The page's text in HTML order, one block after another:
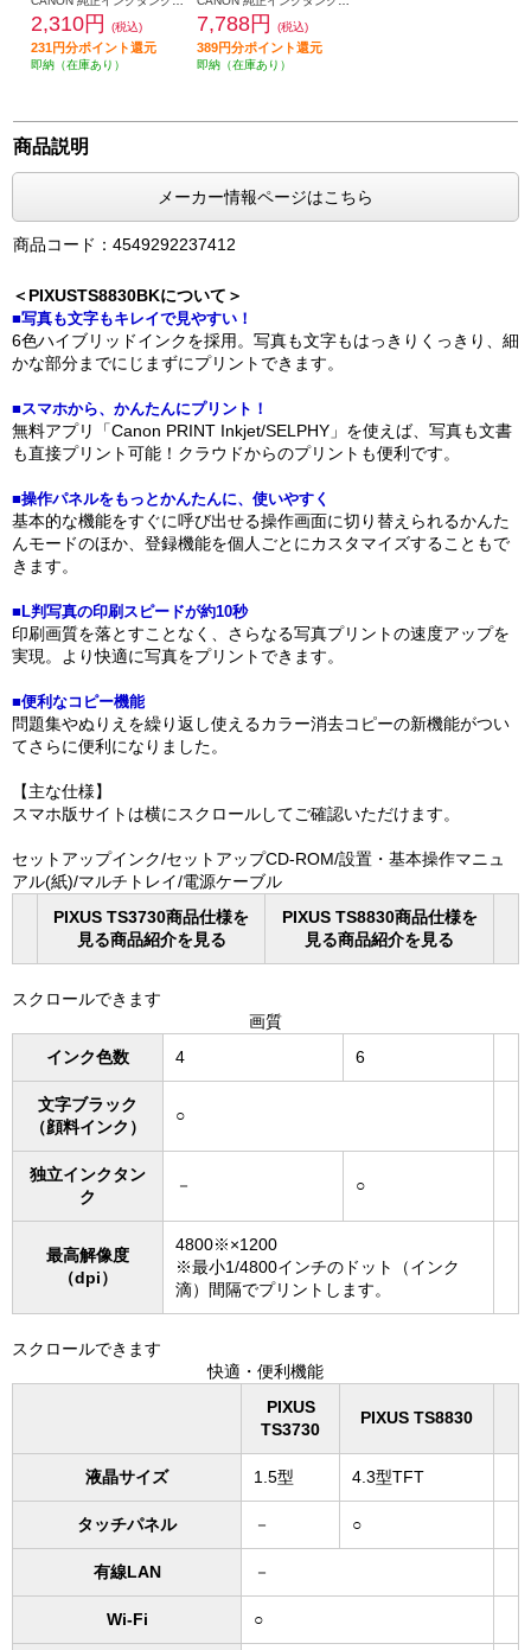
2,310円 (税込)
231円分ポイント還元
即納（在庫あり）
7,788円 (税込)
389円分ポイント還元
即納（在庫あり）
商品説明
メーカー情報ページはこちら
商品コード：4549292237412
＜PIXUSTS8830BKについて＞
■写真も文字もキレイで見やすい！
6色ハイブリッドインクを採用。写真も文字もはっきりくっきり、細
かな部分までにじまずにプリントできます。
■スマホから、かんたんにプリント！
無料アプリ「Canon PRINT Inkjet/SELPHY」を使えば、写真も文書
も直接プリント可能！クラウドからのプリントも便利です。
■操作パネルをもっとかんたんに、使いやすく
基本的な機能をすぐに呼び出せる操作画面に切り替えられるかんた
んモードのほか、登録機能を個人ごとにカスタマイズすることもで
きます。
■L判写真の印刷スピードが約10秒
印刷画質を落とすことなく、さらなる写真プリントの速度アップを
実現。より快適に写真をプリントできます。
■便利なコピー機能
問題集やぬりえを繰り返し使えるカラー消去コピーの新機能がつい
てさらに便利になりました。
【主な仕様】
スマホ版サイトは横にスクロールしてご確認いただけます。
セットアップインク/セットアップCD-ROM/設置・基本操作マニュ
アル(紙)/マルチトレイ/電源ケーブル
PIXUS TS3730商品仕様を
見る商品紹介を見る
PIXUS TS8830商品仕様を
見る商品紹介を見る
スクロールできます
画質
インク色数
4 6
文字ブラック
（顔料インク）
○
独立インクタン
ク
－ ○
最高解像度
（dpi）
4800※×1200
※最小1/4800インチのドット（インク
滴）間隔でプリントします。
スクロールできます
快適・便利機能
PIXUS
TS3730
PIXUS TS8830
液晶サイズ 1.5型 4.3型TFT
タッチパネル － ○
有線LAN －
Wi-Fi ○